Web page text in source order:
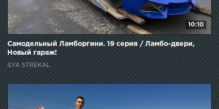
10:10
Самодельный Ламборгини. 19 серия / Ламбо-двери,
Новый гараж!
ILYA STREKAL